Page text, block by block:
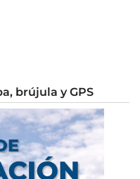
brújula y GPS